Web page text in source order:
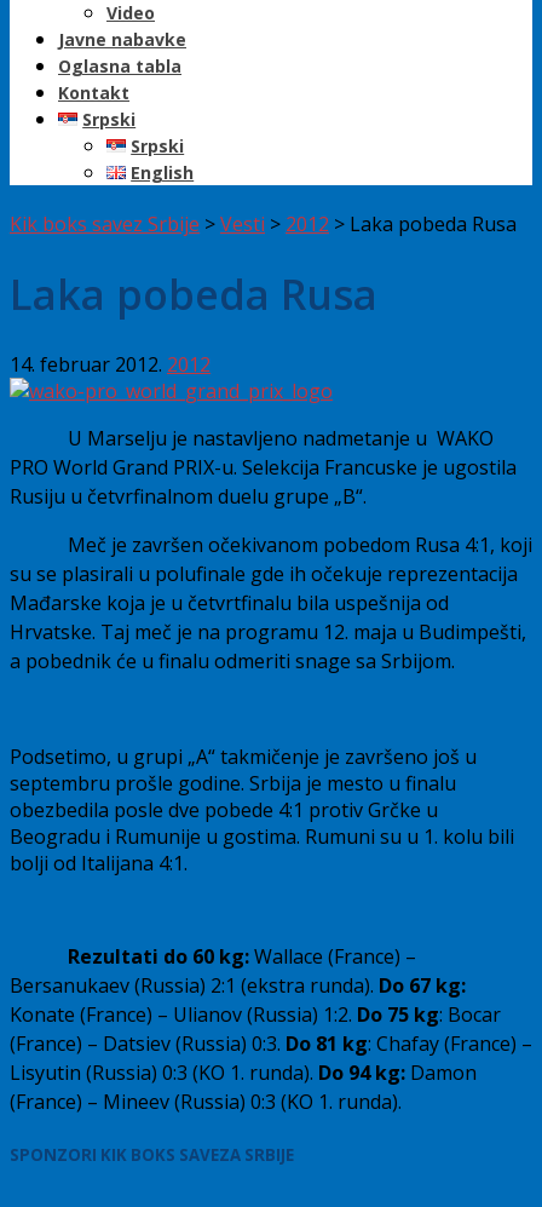
Video
Javne nabavke
Oglasna tabla
Kontakt
Srpski
Srpski
English
Kik boks savez Srbije >Vesti > 2012 > Laka pobeda Rusa
Laka pobeda Rusa
14. februar 2012. 2012
U Marselju je nastavljeno nadmetanje u WAKO
PRO World Grand PRIX-u. Selekcija Francuske je ugostila
Rusiju u četvrfinalnom duelu grupe „B“.
Meč je završen očekivanom pobedom Rusa 4:1, koji
su se plasirali u polufinale gde ih očekuje reprezentacija
Mađarske koja je u četvrtfinalu bila uspešnija od
Hrvatske. Taj meč je na programu 12. maja u Budimpešti,
a pobednik će u finalu odmeriti snage sa Srbijom.
Podsetimo, u grupi „A“ takmičenje je završeno još u
septembru prošle godine. Srbija je mesto u finalu
obezbedila posle dve pobede 4:1 protiv Grčke u
Beogradu i Rumunije u gostima. Rumuni su u 1. kolu bili
bolji od Italijana 4:1.
Rezultati do 60 kg:Wallace (France) –
Bersanukaev (Russia) 2:1 (ekstra runda). Do 67 kg:
Konate (France) – Ulianov (Russia) 1:2. Do 75 kg: Bocar
(France) – Datsiev (Russia) 0:3. Do 81 kg: Chafay (France) –
Lisyutin (Russia) 0:3 (KO 1. runda). Do 94 kg: Damon
(France) – Mineev (Russia) 0:3 (KO 1. runda).
SPONZORI KIK BOKS SAVEZA SRBIJE